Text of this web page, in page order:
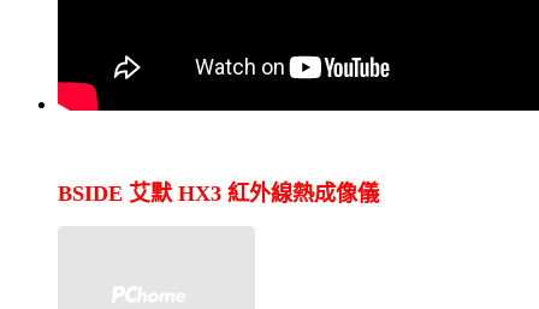
BSIDE 艾默 HX3 紅外線熱成像儀